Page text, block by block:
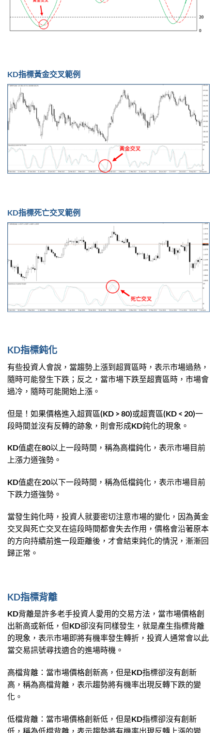
KD指標黃金交叉範例
KD指標死亡交叉範例
KD指標鈍化
有些投資人會說，當趨勢上漲到超買區時，表示市場過熱，
隨時可能發生下跌；反之，當市場下跌至超賣區時，市場會
過冷，隨時可能開始上漲。
但是！如果價格進入超買區(KD > 80)或超賣區(KD < 20)一
段時間並沒有反轉的跡象，則會形成KD鈍化的現象。
KD值處在80以上一段時間，稱為高檔鈍化，表示市場目前
上漲力道強勢。
KD值處在20以下一段時間，稱為低檔鈍化，表示市場目前
下跌力道強勢。
當發生鈍化時，投資人就要密切注意市場的變化，因為黃金
交叉與死亡交叉在這段時間都會失去作用，價格會沿著原本
的方向持續前進一段距離後，才會結束鈍化的情況，漸漸回
歸正常。
KD指標背離
KD背離是許多老手投資人愛用的交易方法，當市場價格創
出新高或新低，但KD卻沒有同樣發生，就是產生指標背離
的現象，表示市場即將有機率發生轉折，投資人通常會以此
當交易訊號尋找適合的進場時機。
高檔背離：當市場價格創新高，但是KD指標卻沒有創新
高，稱為高檔背離，表示趨勢將有機率出現反轉下跌的變
化。
低檔背離：當市場價格創新低，但是KD指標卻沒有創新
低，稱為低檔背離，表示趨勢將有機率出現反轉上漲的變